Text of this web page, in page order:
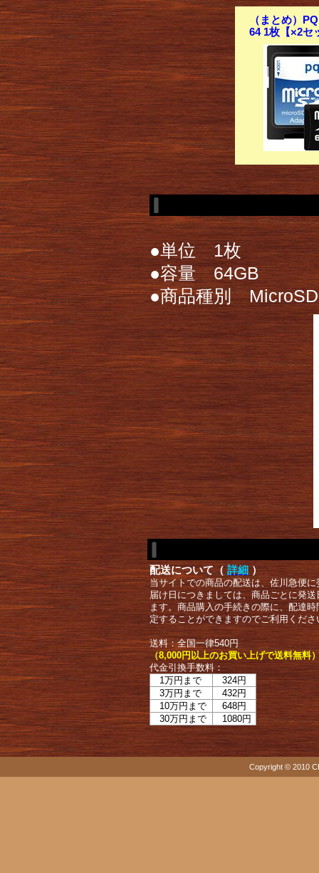
（まとめ）
64 1枚【×2セ
●単位 1枚
●容量 64GB
●商品種別
配送について（ 詳細 ）
当サイトでの商品の配送は、佐川急便
届け日につきましては、商品ごとに発
ます。商品購入の手続きの際に、配達
定することができますのでご利用くださ
送料：全国一律540円
（8,000円以上のお買い上げで送料無料
代金引換手数料：
1万円まで
324円
3万円まで
432円
10万円まで
648円
30万円まで
1080円
Copyright © 2010